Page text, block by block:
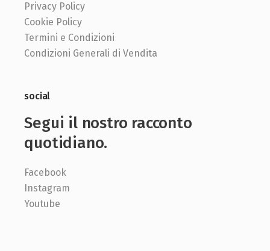
Privacy Policy
Cookie Policy
Termini e Condizioni
Condizioni Generali di Vendita
social
Segui il nostro racconto
quotidiano.
Facebook
Instagram
Youtube